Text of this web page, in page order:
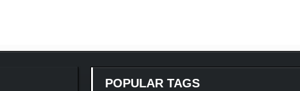
POPULAR TAGS